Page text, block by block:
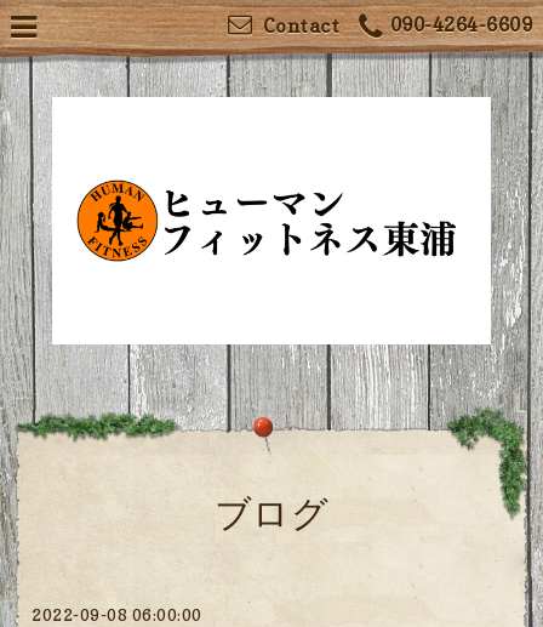
090-4264-6609
Contact
ブログ
2022-09-08 06:00:00